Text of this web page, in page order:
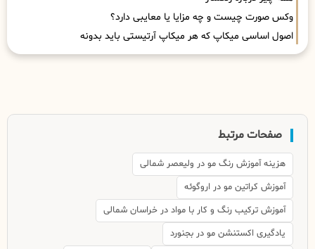
وکس صورت چیست و چه مزایا یا معایبی دارد؟
اصول اساسی میکاپ که هر میکاپ آرتیستی باید بدونه
صفحات مرتبط
هزینه آموزش رنگ مو در ولیعصر شمالی
آموزش کراتین مو در اروگوئه
آموزش ترکیب رنگ و کار با مواد در خراسان شمالی
یادگیری اکستنشن مو در بجنورد